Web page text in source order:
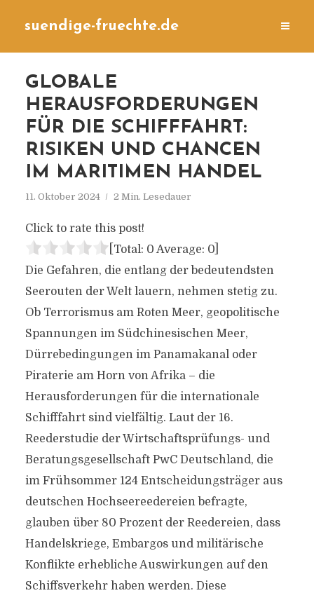
suendige-fruechte.de
GLOBALE
HERAUSFORDERUNGEN
FÜR DIE SCHIFFFAHRT:
RISIKEN UND CHANCEN
IM MARITIMEN HANDEL
11. Oktober 2024 2 Min. Lesedauer
Click to rate this post!
[Total: 0 Average: 0]
Die Gefahren, die entlang der bedeutendsten
Seerouten der Welt lauern, nehmen stetig zu.
Ob Terrorismus am Roten Meer, geopolitische
Spannungen im Südchinesischen Meer,
Dürrebedingungen im Panamakanal oder
Piraterie am Horn von Afrika – die
Herausforderungen für die internationale
Schifffahrt sind vielfältig. Laut der 16.
Reederstudie der Wirtschaftsprüfungs- und
Beratungsgesellschaft PwC Deutschland, die
im Frühsommer 124 Entscheidungsträger aus
deutschen Hochseereedereien befragte,
glauben über 80 Prozent der Reedereien, dass
Handelskriege, Embargos und militärische
Konflikte erhebliche Auswirkungen auf den
Schiffsverkehr haben werden. Diese